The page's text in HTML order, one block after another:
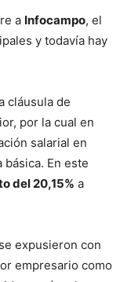
a Infocampo, el
y todavía hay
cláusula de
por la cual en
salarial en
En este
del 20,15% a
expusieron con
empresario como